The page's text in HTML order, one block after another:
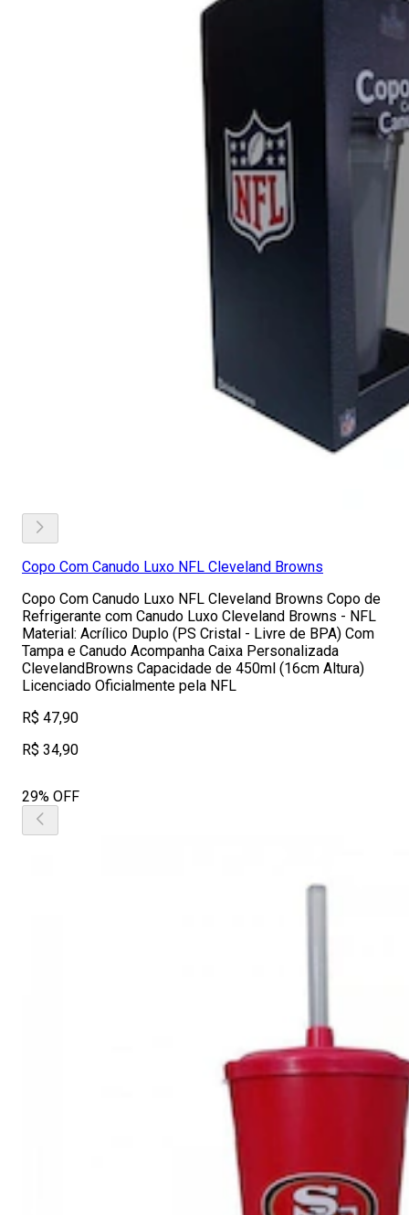
Copo Com Canudo Luxo NFL Cleveland Browns
Copo Com Canudo Luxo NFL Cleveland Browns Copo de
Refrigerante com Canudo Luxo Cleveland Browns - NFL
Material: Acrílico Duplo (PS Cristal - Livre de BPA) Com
Tampa e Canudo Acompanha Caixa Personalizada
ClevelandBrowns Capacidade de 450ml (16cm Altura)
Licenciado Oficialmente pela NFL
R$ 47,90
R$ 34,90
29% OFF